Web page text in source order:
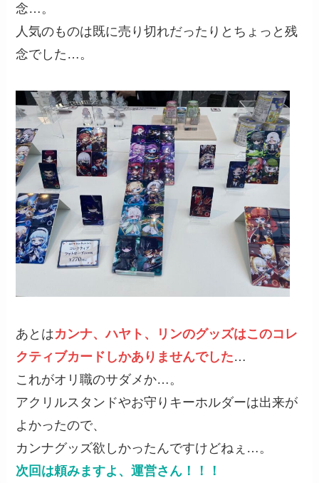
念…。
人気のものは既に売り切れだったりとちょっと残
念でした…。
あとはカンナ、ハヤト、リンのグッズはこのコレ
クティブカードしかありませんでした…
これがオリ職のサダメか…。
アクリルスタンドやお守りキーホルダーは出来が
よかったので、
カンナグッズ欲しかったんですけどねぇ…。
次回は頼みますよ、運営さん！！！